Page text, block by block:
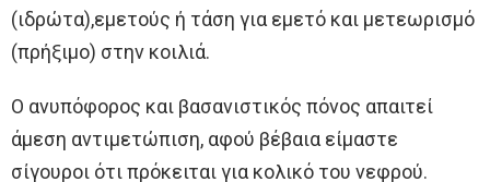
(ιδρώτα),εμετούς ή τάση για εμετό και μετεωρισμό
(πρήξιμο) στην κοιλιά.
Ο ανυπόφορος και βασανιστικός πόνος απαιτεί
άμεση αντιμετώπιση, αφού βέβαια είμαστε
σίγουροι ότι πρόκειται για κολικό του νεφρού.